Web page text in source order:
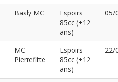
Basly MC
Espoirs
85cc (+12
ans)
05/
MC
Pierrefitte
Espoirs
85cc (+12
ans)
22/